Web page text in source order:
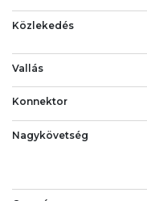
Közlekedés
Vallás
Konnektor
Nagykövetség